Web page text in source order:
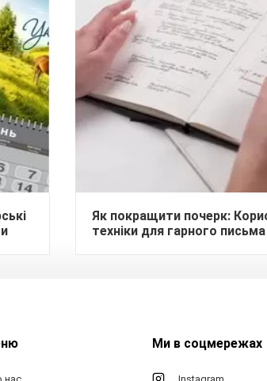
Як покращити почерк:
техніки для гарного письма
Ми в соцмережах